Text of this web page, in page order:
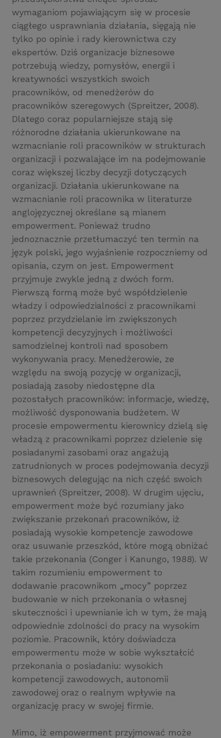
wymaganiom pojawiającym się w procesie
ciągłego usprawniania działania, sięgają nie
tylko po opinie i rady kierownictwa czy
ekspertów. Dziś organizacje biznesowe
potrzebują wiedzy, pomysłów, energii i
kreatywności wszystkich swoich
pracowników, od menedżerów do
pracowników szeregowych (Spreitzer, 2008).
Dlatego coraz popularniejsze stają się
różnorodne działania ukierunkowane na
wzmacnianie roli pracowników w strukturach
organizacji i pozwalające im na podejmowanie
coraz większej liczby decyzji dotyczących
organizacji. Działania ukierunkowane na
wzmacnianie roli pracownika w literaturze
anglojęzycznej określane są mianem
empowerment. Ponieważ trudno
jednoznacznie przetłumaczyć ten termin na
język polski, jego wyjaśnienie rozpoczniemy od
opisania, czym on jest. Empowerment
przyjmuje zwykle jedną z dwóch form.
Pierwszą formą może być współdzielenie
władzy i odpowiedzialności z pracownikami
poprzez przydzielanie im zwiększonych
kompetencji decyzyjnych i możliwości
samodzielnej kontroli nad sposobem
wykonywania pracy. Menedżerowie, ze
względu na swoją pozycję w organizacji,
posiadają zasoby niedostępne dla
pozostałych pracowników: informacje, wiedzę,
możliwość dysponowania budżetem. W
procesie empowermentu kierownicy dzielą się
władzą z pracownikami poprzez dzielenie się
posiadanymi zasobami oraz angażują
zatrudnionych w proces podejmowania decyzji
biznesowych delegując na nich część swoich
uprawnień (Spreitzer, 2008). W drugim ujęciu,
empowerment może być rozumiany jako
zwiększanie przekonań pracowników, iż
posiadają wysokie kompetencje zawodowe
oraz usuwanie przeszkód, które mogą obniżać
takie przekonania (Conger i Kanungo, 1988). W
takim rozumieniu empowerment to
dodawanie pracownikom „mocy” poprzez
budowanie w nich przekonania o własnej
skuteczności i upewnianie ich w tym, że mają
odpowiednie zdolności do pracy na wysokim
poziomie. Pracownik, który doświadcza
empowermentu może w sobie wykształcić
przekonania o posiadaniu: wysokich
kompetencji zawodowych, autonomii
zawodowej oraz o realnym wpływie na
organizację pracy w swojej firmie.
Mimo, iż empowerment przyjmować może